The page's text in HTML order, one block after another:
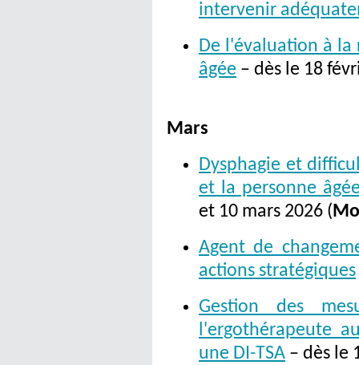
intervenir
De l'évaluation à
âgée – dès le 18
Mars
Dysphagie et
et la personne
et 10 mars 2026 (
Agent de
actions stratégiques
Gestion des
l'ergothérapeute
une DI-TSA – dès le